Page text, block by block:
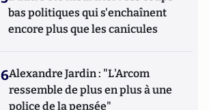
bas politiques qui s'enchaînent
encore plus que les canicules
6Alexandre Jardin : "L'Arcom
ressemble de plus en plus à une
police de la pensée"